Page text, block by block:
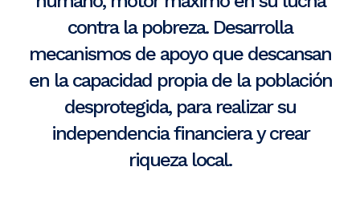
contra la pobreza. Desarrolla
mecanismos de apoyo que descansan
en la capacidad propia de la población
desprotegida, para realizar su
independencia financiera y crear
riqueza local.